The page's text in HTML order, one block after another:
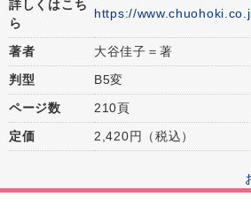
詳しくはこち
ら
https://
著者
大谷佳子＝著
判型
B5変
ページ数
210頁
定価
2,420円（税込）